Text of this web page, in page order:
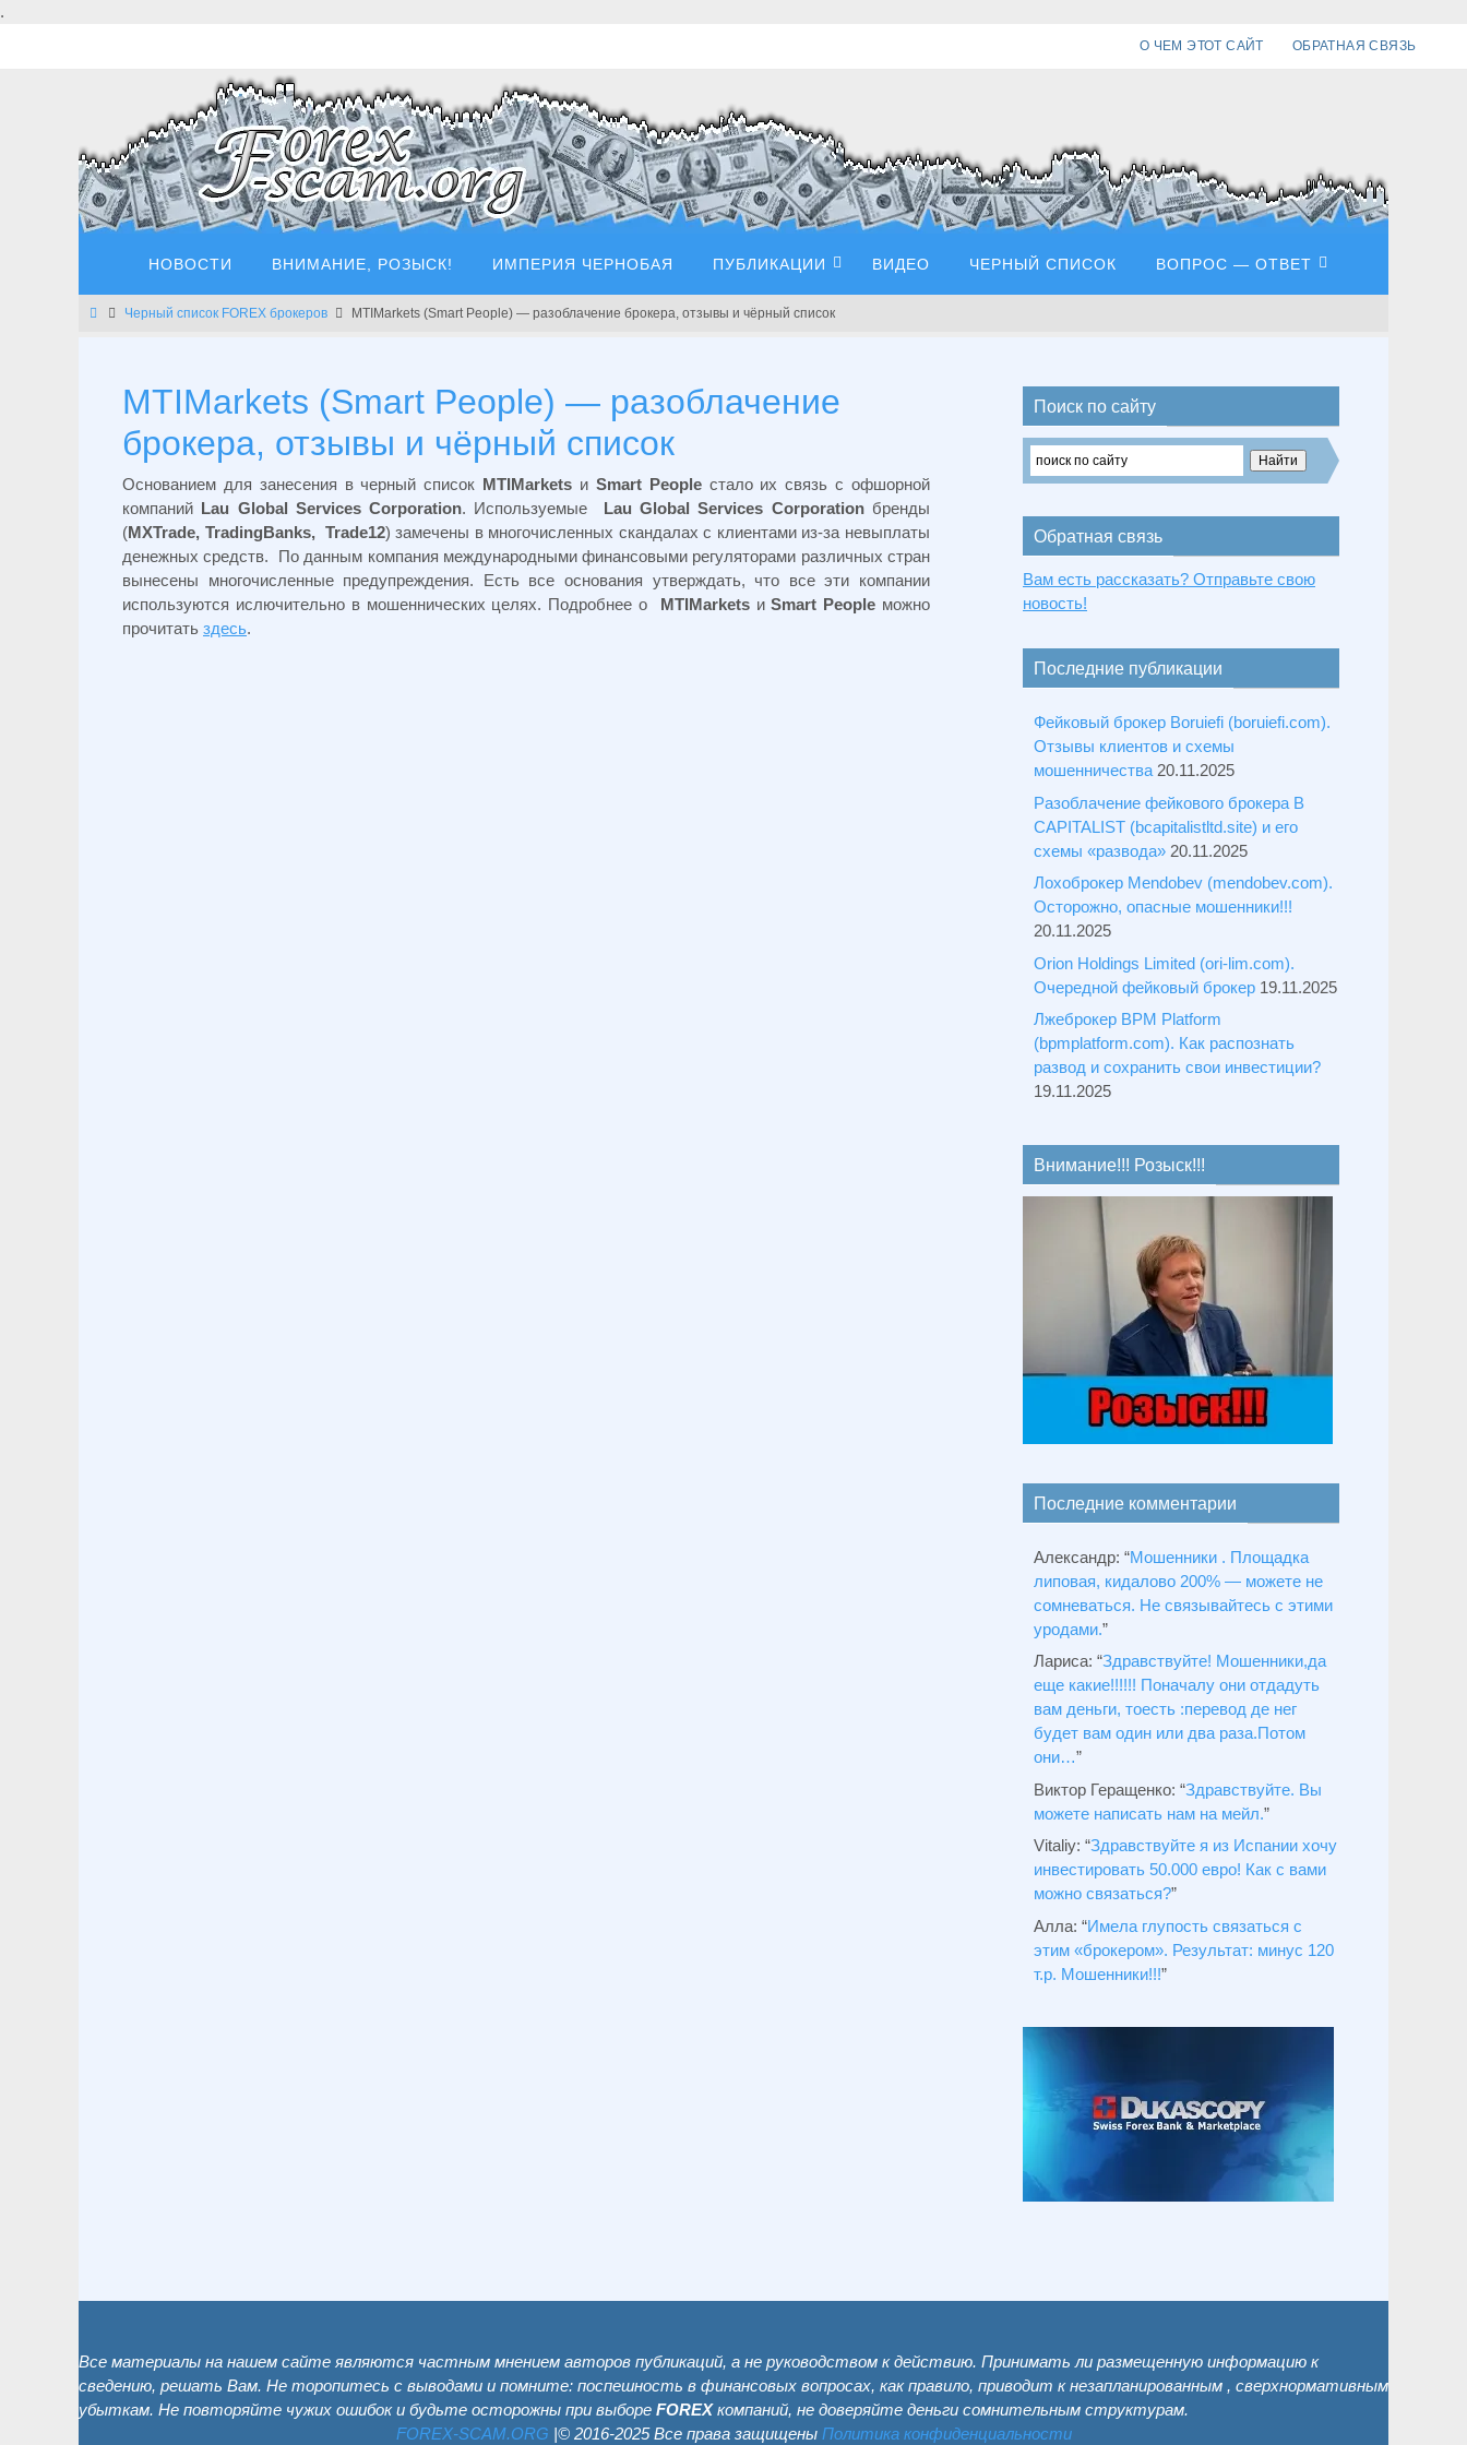
.
О ЧЕМ ЭТОТ САЙТ ОБРАТНАЯ СВЯЗЬ
НОВОСТИ ВНИМАНИЕ, РОЗЫСК! ИМПЕРИЯ ЧЕРНОБАЯ ПУБЛИКАЦИИ ВИДЕО ЧЕРНЫЙ СПИСОК ВОПРОС — ОТВЕТ
Главная
Черный список FOREX брокеров MTIMarkets (Smart People) — разоблачение брокера, отзывы и чёрный список
MTIMarkets (Smart People) — разоблачение
брокера, отзывы и чёрный список
Основанием для занесения в черный список MTIMarkets и Smart Peopleстало их связь с офшорной
компаний Lau Global Services Corporation. Используемые Lau Global Services Corporationбренды
(MXTrade, TradingBanks, Trade12) замечены в многочисленных скандалах с клиентами из-за невыплаты
денежных средств. По данным компания международными финансовыми регуляторами различных стран
вынесены многочисленные предупреждения. Есть все основания утверждать, что все эти компании
используются ислючительно в мошеннических целях. Подробнее о MTIMarketsиSmart People можно
прочитать здесь.
Поиск по сайту
Обратная связь
Вам есть рассказать? Отправьте свою
новость!
Последние публикации
Фейковый брокер Boruiefi (boruiefi.com).
Отзывы клиентов и схемы
мошенничества 20.11.2025
Разоблачение фейкового брокера B
CAPITALIST (bcapitalistltd.site) и его
схемы «развода» 20.11.2025
Лохоброкер Mendobev (mendobev.com).
Осторожно, опасные мошенники!!!
20.11.2025
Orion Holdings Limited (ori-lim.com).
Очередной фейковый брокер 19.11.2025
Лжеброкер BPM Platform
(bpmplatform.com). Как распознать
развод и сохранить свои инвестиции?
19.11.2025
Внимание!!! Розыск!!!
Последние комментарии
Александр: “Мошенники . Площадка
липовая, кидалово 200% — можете не
сомневаться. Не связывайтесь с этими
уродами.”
Лариса: “Здравствуйтe! Мошенники,да
еще какие!!!!!! Поначалу они отдадуть
вам деньги, тоесть :перевод де нег
будет вам один или два раза.Потом
они…”
Виктор Геращенко: “Здравствуйте. Вы
можете написать нам на мейл.”
Vitaliy: “Здравствуйте я из Испании хочу
инвестировать 50.000 евро! Как с вами
можно связаться?”
Алла: “Имела глупость связаться с
этим «брокером». Результат: минус 120
т.р. Мошенники!!!”
Все материалы на нашем сайте являются частным мнением авторов публикаций, а не руководством к действию. Принимать ли размещенную информацию к
сведению, решать Вам. Не торопитесь с выводами и помните: поспешность в финансовых вопросах, как правило, приводит к незапланированным , сверхнормативным
убыткам. Не повторяйте чужих ошибок и будьте осторожны при выборе FOREXкомпаний, не доверяйте деньги сомнительным структурам.
FOREX-SCAM.ОRG |© 2016-2025 Все права защищены Политика конфиденциальности